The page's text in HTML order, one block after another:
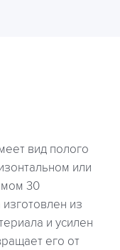
вид полого
или
30
из
и усилен
его от